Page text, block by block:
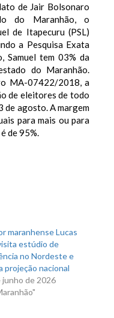
de Jair Bolsonaro
do Maranhão, o
de Itapecuru (PSL)
a Pesquisa Exata
Samuel tem 03% da
do Maranhão.
MA-07422/2018, a
de eleitores de todo
de agosto. A margem
para mais ou para
de 95%.
maranhense Lucas
estúdio de
no Nordeste e
projeção nacional
junho de 2026